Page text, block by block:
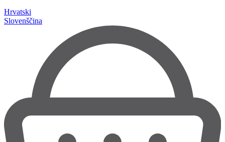
Hrvatski
Slovenščina